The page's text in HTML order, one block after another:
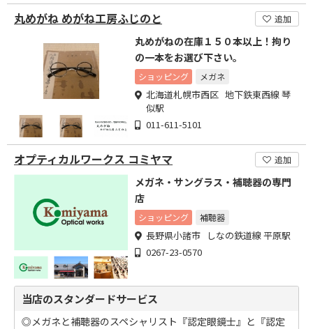
丸めがね めがね工房ふじのと 追加
丸めがねの在庫１５０本以上！拘り
の一本をお選び下さい。
ショッピング メガネ
北海道札幌市西区 地下鉄東西線 琴
似駅
011-611-5101
オプティカルワークス コミヤマ 追加
メガネ・サングラス・補聴器の専門
店
ショッピング 補聴器
長野県小諸市 しなの鉄道線 平原駅
0267-23-0570
当店のスタンダードサービス
◎メガネと補聴器のスペシャリスト『認定眼鏡士』と『認定